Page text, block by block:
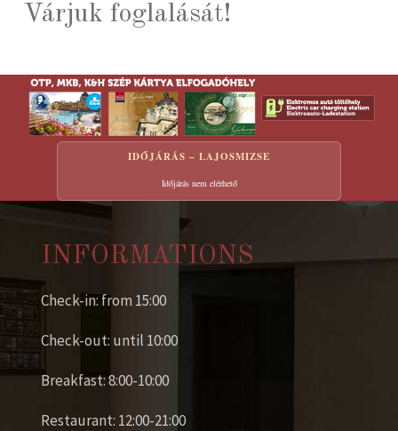
Várjuk foglalását!
IDŐJÁRÁS – LAJOSMIZSE
Időjárás nem elérhető
INFORMATIONS
Check-in: from 15:00
Check-out: until 10:00
Breakfast: 8:00-10:00
Restaurant: 12:00-21:00